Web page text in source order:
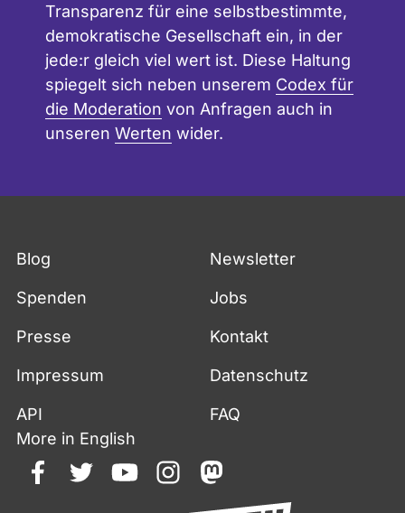
Transparenz für eine selbstbestimmte,
demokratische Gesellschaft ein, in der
jede:r gleich viel wert ist. Diese Haltung
spiegelt sich neben unserem Codex für
die Moderation von Anfragen auch in
unseren Werten wider.
Blog Newsletter
Spenden Jobs
Presse Kontakt
Impressum Datenschutz
API
FAQ
More in English
facebooktwitteryoutubeinstagrammastodon